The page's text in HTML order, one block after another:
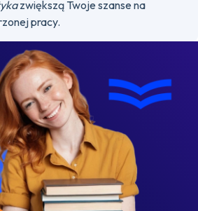
zwiększą Twoje szanse na
pracy.